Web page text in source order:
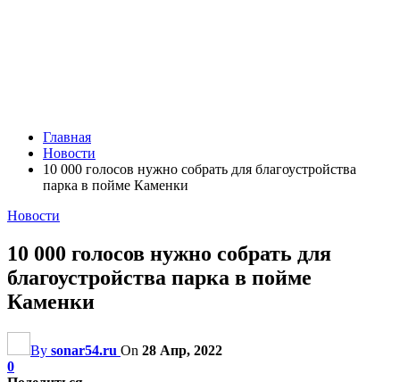
Главная
Новости
10 000 голосов нужно собрать для благоустройства
парка в пойме Каменки
Новости
10 000 голосов нужно собрать для
благоустройства парка в пойме
Каменки
By sonar54.ru On 28 Апр, 2022
0